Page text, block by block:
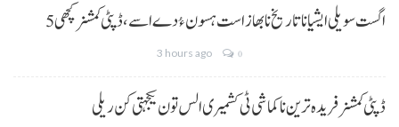
5 اگست سویلی ایشیا نا تاریخ نا بھاز است ہسون ءُ دے اسے،ڈپٹی کمشنر کچھی
3 hours ago 0
ڈپٹی کمشنر فریدہ ترین نا کماشی ٹی کشمیری الس تون یکجہتی کن ریلی